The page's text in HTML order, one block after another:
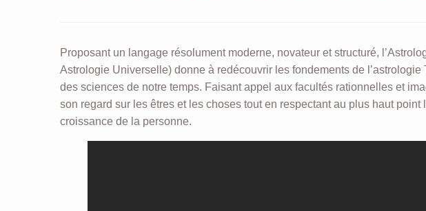
Proposant un langage résolument moderne, novateur et structuré,
Astrologie Universelle) donne à redécouvrir les fondements de
des sciences de notre temps. Faisant appel aux facultés rationnelles et
son regard sur les êtres et les choses tout en respectant au plus haut
croissance de la personne.